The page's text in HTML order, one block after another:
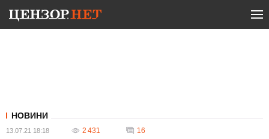
НОВИНИ
13.07.21 18:18 2 431 16